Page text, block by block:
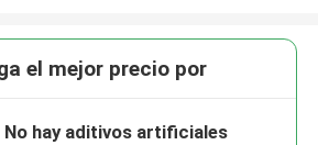
el mejor precio por
No hay aditivos artificiales